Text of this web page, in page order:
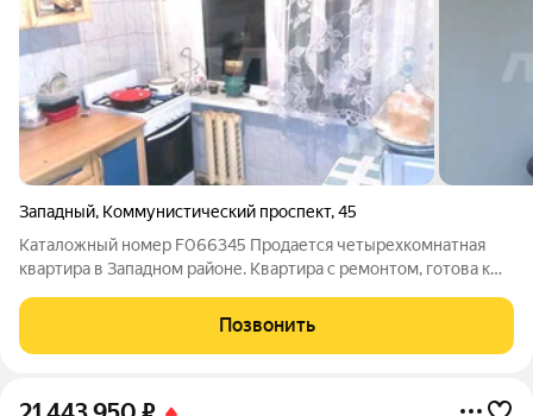
Западный, Коммунистический проспект,45
Каталожный номер F066345 Продается четырехкомнатная
квартира в Западном районе. Квартира с ремонтом, готова к
автомобиля. Недалеко от дома находится автобусная
остановка. На общественном транспорте
Позвонить